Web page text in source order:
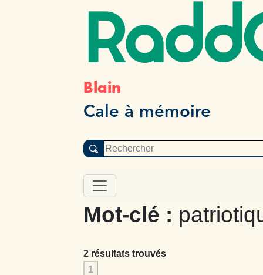
Blain
Cale à mémoire
Mot-clé :
2 résultats trouvés
1